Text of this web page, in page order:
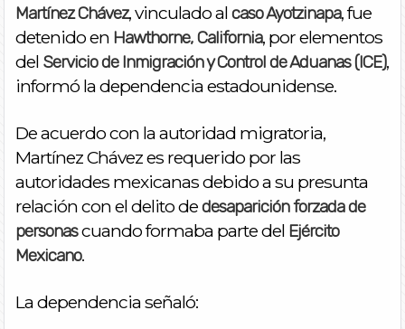
Martínez Chávez, vinculado al caso Ayotzinapa, fue
detenido en Hawthorne, California, por elementos
del Servicio de Inmigración y Control de Aduanas (ICE),
informó la dependencia estadounidense.
De acuerdo con la autoridad migratoria,
Martínez Chávez es requerido por las
autoridades mexicanas debido a su presunta
relación con el delito dedesaparición forzada de
personascuando formaba parte del Ejército
Mexicano.
La dependencia señaló: